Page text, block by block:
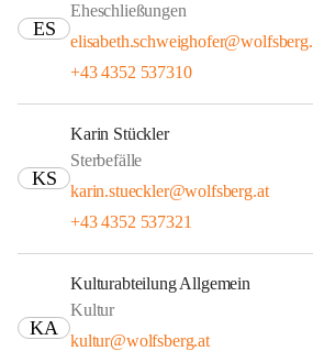
ES
Eheschließungen
+43 4352 537310
KS
Karin Stückler
Sterbefälle
karin.stueckler@wolfsberg.at
+43 4352 537321
KA
Kulturabteilung Allgemein
Kultur
kultur@wolfsberg.at